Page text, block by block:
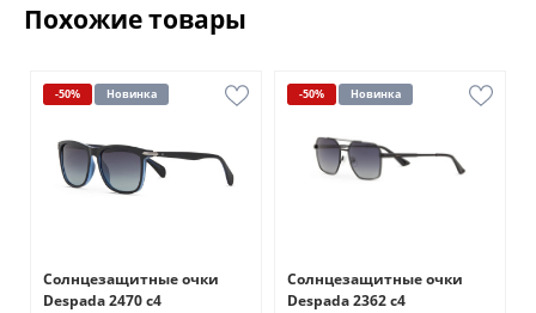
Похожие товары
-50% Новинка
Солнцезащитные очки
Despada 2470 с4
-50% Новинка
Солнцезащитные очки
Despada 2362 с4